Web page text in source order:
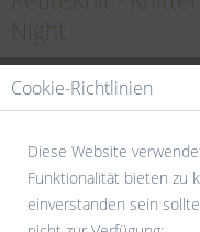
Cookie-Richtlinien
Diese Website
Funktionalität bieten zu
einverstanden sein